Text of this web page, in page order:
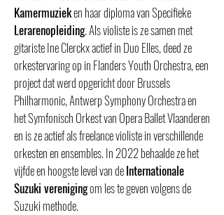
Kamermuzieken haar diploma van Specifieke
Lerarenopleiding. Als violiste is ze samen met
gitariste Ine Clerckx actief in Duo Elles, deed ze
orkestervaring op in Flanders Youth Orchestra, een
project dat werd opgericht door Brussels
Philharmonic, Antwerp Symphony Orchestra en
het Symfonisch Orkest van Opera Ballet Vlaanderen
en is ze actief als freelance violiste in verschillende
orkesten en ensembles. In 2022 behaalde ze het
vijfde en hoogste level van deInternationale
Suzuki verenigingom les te geven volgens de
Suzuki methode.